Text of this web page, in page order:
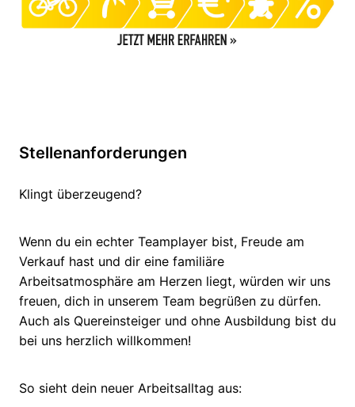
Stellenanforderungen
Klingt überzeugend?
Wenn du ein echter Teamplayer bist, Freude am
Verkauf hast und dir eine familiäre
Arbeitsatmosphäre am Herzen liegt, würden wir uns
freuen, dich in unserem Team begrüßen zu dürfen.
Auch als Quereinsteiger und ohne Ausbildung bist du
bei uns herzlich willkommen!
So sieht dein neuer Arbeitsalltag aus: